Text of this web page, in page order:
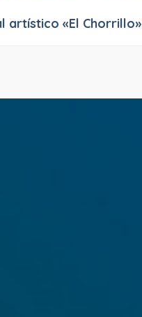
artístico «El Chorrillo»